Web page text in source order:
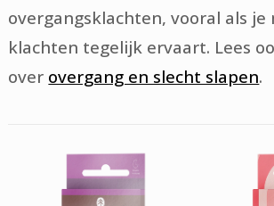
overgangsklachten, vooral als je
klachten tegelijk ervaart. Lees
over overgang en slecht slapen.